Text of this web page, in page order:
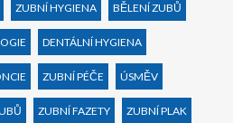
ZUBNÍ HYGIENA BĚLENÍ ZUBŮ
DENTÁLNÍ HYGIENA
ZUBNÍ PÉČE ÚSMĚV
ZUBNÍ FAZETY ZUBNÍ PLAK